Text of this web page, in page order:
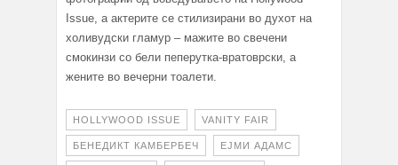
Issue, а актерите се стилизирани во духот на
холивудски гламур – мажите во свечени
смокинзи со бели пеперутка-вратоврски, а
жените во вечерни тоалети.
HOLLYWOOD ISSUE VANITY FAIR
БЕНЕДИКТ КАМБЕРБЕЧ ЕЈМИ АДАМС